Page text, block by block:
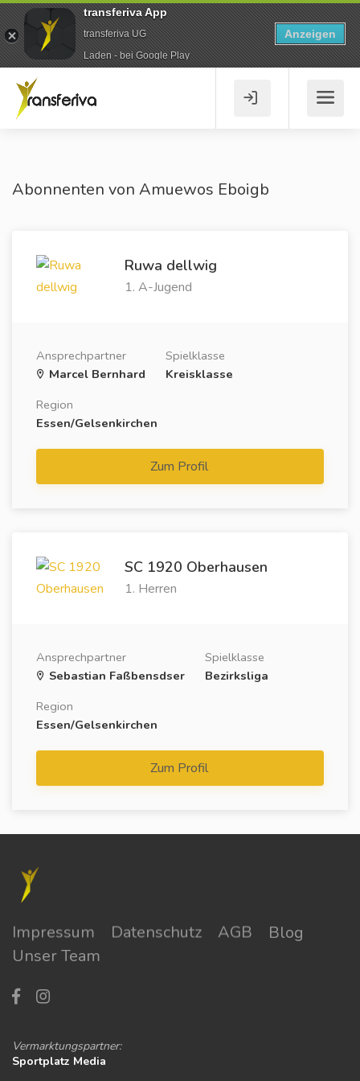
Abonnenten von Amuewos Eboigb
Ruwa dellwig
1. A-Jugend
Ansprechpartner
Marcel Bernhard
Spielklasse
Kreisklasse
Region
Essen/Gelsenkirchen
Zum Profil
SC 1920 Oberhausen
1. Herren
Ansprechpartner
Sebastian Faßbensdser
Spielklasse
Bezirksliga
Region
Essen/Gelsenkirchen
Zum Profil
Impressum Datenschutz AGB
Blog
Unser Team
Vermarktungspartner:
Sportplatz Media
transferiva App
transferiva UG
Laden - bei Google Play
Anzeigen